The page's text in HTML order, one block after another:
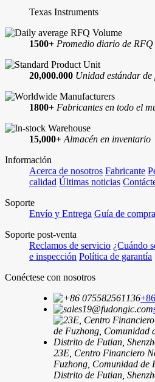
Texas Instruments
1500+ Promedio diario de RFQ
20,000.000 Unidad estándar de
1800+ Fabricantes en todo el
15,000+ Almacén en inventario
Información
Acerca de nosotros Fabricante
calidad Últimas noticias
Soporte
Envío y Entrega Guía de compra
Soporte post-venta
Reclamos de servicio ¿Cuándo
e inspección Política de garantía
Conéctese con nosotros
23E, Centro Financiero
Fuzhong, Comunidad de
Distrito de Futian,